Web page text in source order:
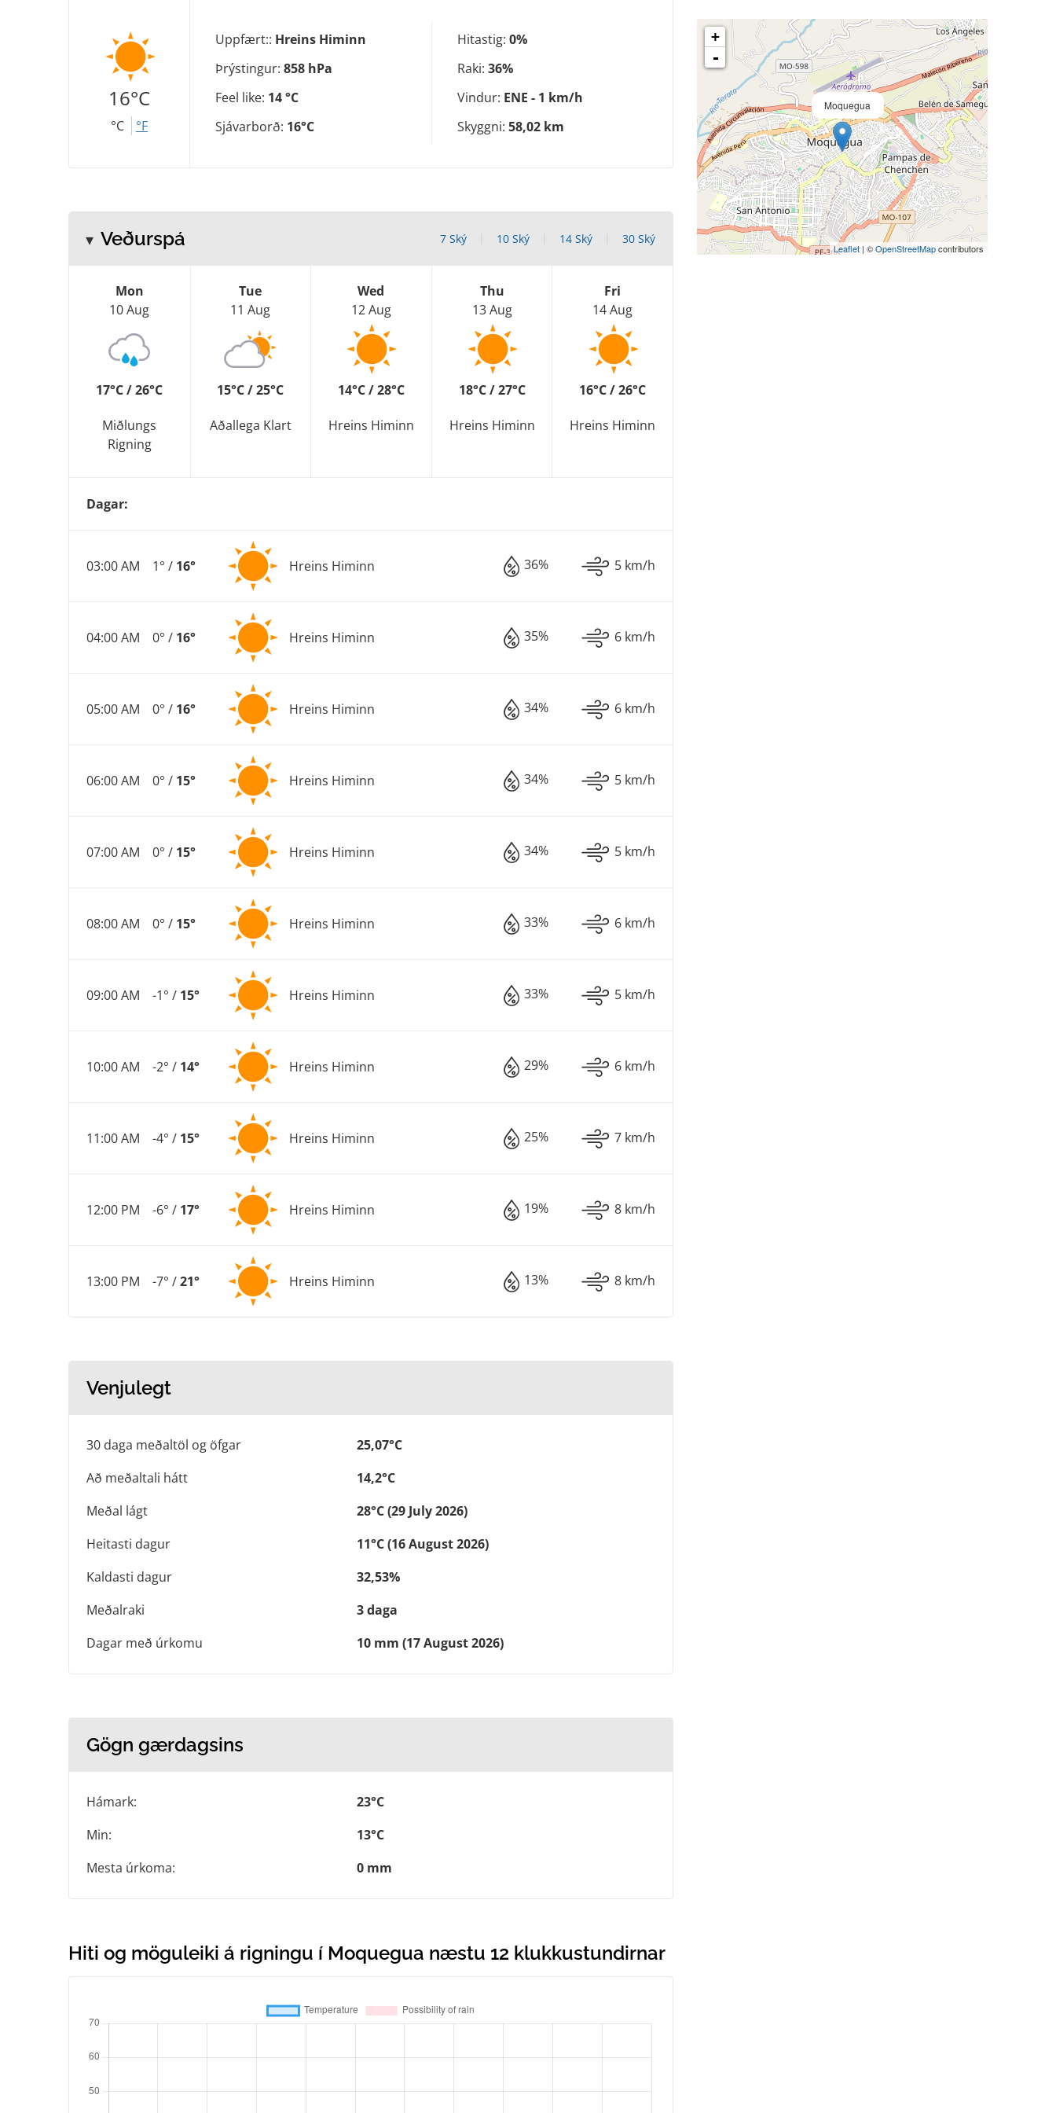
16°C
°C °F
Uppfært:: Hreins Himinn
Þrýstingur: 858 hPa
Feel like: 14 °C
Sjávarborð: 16°C
Hitastig: 0%
Raki: 36%
Vindur: ENE - 1 km/h
Skyggni: 58,02 km
Veðurspá 7 Ský 10 Ský 14 Ský 30 Ský
Mon
10 Aug
17°C / 26°C
Miðlungs
Rigning
Tue
11 Aug
15°C / 25°C
Aðallega Klart
Wed
12 Aug
14°C / 28°C
Hreins Himinn
Thu
13 Aug
18°C / 27°C
Hreins Himinn
Fri
14 Aug
16°C / 26°C
Hreins Himinn
Dagar:
03:00 AM 1° / 16° Hreins Himinn 36% 5 km/h
04:00 AM 0° / 16° Hreins Himinn 35% 6 km/h
05:00 AM 0° / 16° Hreins Himinn 34% 6 km/h
06:00 AM 0° / 15° Hreins Himinn 34% 5 km/h
07:00 AM 0° / 15° Hreins Himinn 34% 5 km/h
08:00 AM 0° / 15° Hreins Himinn 33% 6 km/h
09:00 AM -1° / 15° Hreins Himinn 33% 5 km/h
10:00 AM -2° / 14° Hreins Himinn 29% 6 km/h
11:00 AM -4° / 15° Hreins Himinn 25% 7 km/h
12:00 PM -6° / 17° Hreins Himinn 19% 8 km/h
13:00 PM -7° /21° Hreins Himinn 13% 8 km/h
Venjulegt
30 daga meðaltöl og öfgar
25,07°C
Að meðaltali hátt
14,2°C
Meðal lágt
28°C (29 July 2026)
Heitasti dagur
11°C (16 August 2026)
Kaldasti dagur
32,53%
Meðalraki
3 daga
Dagar með úrkomu
10 mm (17 August 2026)
Gögn gærdagsins
Hámark:
23°C
Min:
13°C
Mesta úrkoma:
0 mm
Hiti og möguleiki á rigningu í Moquegua næstu 12 klukkustundirnar
Moquegua
+
-
Leaflet | ©OpenStreetMapcontributors